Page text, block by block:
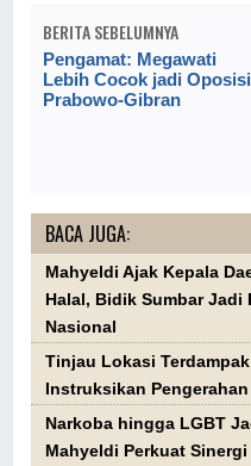
BERITA SEBELUMNYA
Pengamat: Megawati
Lebih Cocok jadi Oposisi
Prabowo-Gibran
BACA JUGA:
Mahyeldi Ajak Kepala
Halal, Bidik Sumbar Jadi
Nasional
Tinjau Lokasi
Instruksikan
Narkoba hingga LGBT
Mahyeldi Perkuat